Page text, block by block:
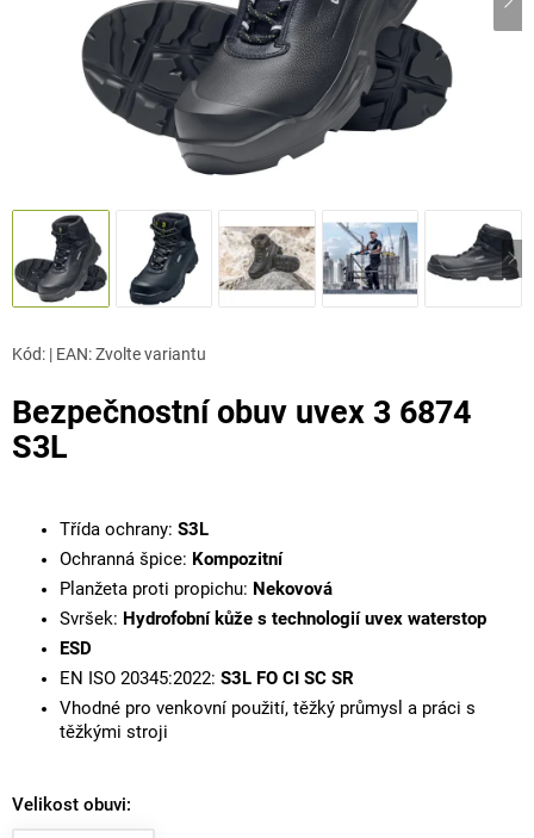
Bezpečnostní obuv uvex 3 6874
S3L
Kód: | EAN:Zvolte variantu
Třída ochrany: S3L
Ochranná špice: Kompozitní
Planžeta proti propichu: Nekovová
Svršek: Hydrofobní kůže s technologií uvex waterstop
ESD
EN ISO 20345:2022: S3L FO CI SC SR
Vhodné pro venkovní použití, těžký průmysl a práci s
těžkými stroji
Velikost obuvi: